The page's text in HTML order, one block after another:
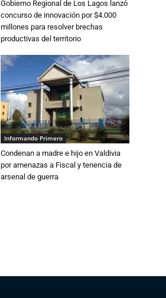
Gobierno Regional de Los Lagos lanzó
concurso de innovación por $4.000
millones para resolver brechas
productivas del territorio
Informando Primero
Condenan a madre e hijo en Valdivia
por amenazas a Fiscal y tenencia de
arsenal de guerra